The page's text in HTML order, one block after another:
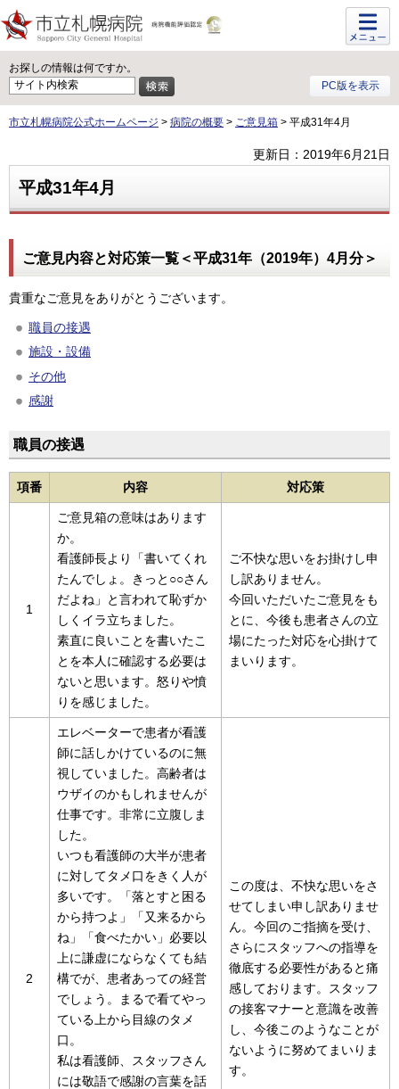
お探しの情報は何ですか。
PC版を表示
メニュ
ー
市立札幌病院公式ホームページ > 病院の概要 > ご意見箱 > 平成31年4月
更新日：2019年6月21日
平成31年4月
ご意見内容と対応策一覧＜平成31年（2019年）4月分＞
貴重なご意見をありがとうございます。
職員の接遇
施設・設備
その他
感謝
職員の接遇
項番 内容 対応策
1
ご意見箱の意味はあります
か。
看護師長より「書いてくれ
たんでしょ。きっと○○さん
だよね」と言われて恥ずか
しくイラ立ちました。
素直に良いことを書いたこ
とを本人に確認する必要は
ないと思います。怒りや憤
りを感じました。
ご不快な思いをお掛けし申
し訳ありません。
今回いただいたご意見をも
とに、今後も患者さんの立
場にたった対応を心掛けて
まいります。
2
エレベーターで患者が看護
師に話しかけているのに無
視していました。高齢者は
ウザイのかもしれませんが
仕事です。非常に立腹しま
した。
いつも看護師の大半が患者
に対してタメ口をきく人が
多いです。「落とすと困る
から持つよ」「又来るから
ね」「食べたかい」必要以
上に謙虚にならなくても結
構でが、患者あっての経営
でしょう。まるで看てやっ
ている上から目線のタメ
口。
私は看護師、スタッフさん
には敬語で感謝の言葉を話
この度は、不快な思いをさ
せてしまい申し訳ありませ
ん。今回のご指摘を受け、
さらにスタッフへの指導を
徹底する必要性があると痛
感しております。スタッフ
の接客マナーと意識を改善
し、今後このようなことが
ないように努めてまいりま
す。